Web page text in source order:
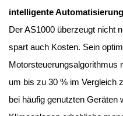
intelligente Automatisierung
Der AS1000 überzeugt nicht
spart auch Kosten. Sein
Motorsteuerungsalgorithmus
um bis zu 30 % im Vergleich
bei häufig genutzten